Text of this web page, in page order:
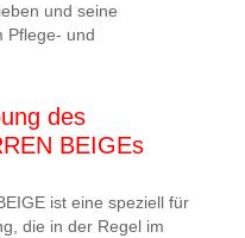
und seine
Pflege- und
des
BEIGEs
ist eine speziell für
die in der Regel im